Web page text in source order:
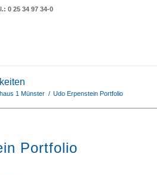
0 25 34 97 34-0
1 Münster / Udo Erpenstein Portfolio
Portfolio